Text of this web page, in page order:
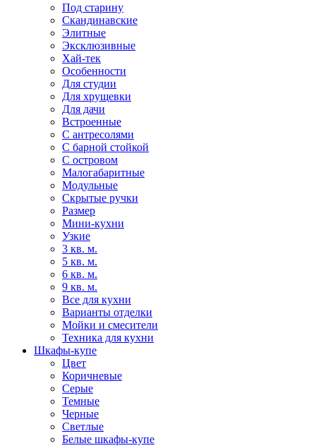
Под старину
Скандинавские
Элитные
Эксклюзивные
Хай-тек
Особенности
Для студии
Для хрущевки
Для дачи
Встроенные
С антресолями
С барной стойкой
С островом
Малогабаритные
Модульные
Скрытые ручки
Размер
Мини-кухни
Узкие
3 кв. м.
5 кв. м.
6 кв. м.
9 кв. м.
Все для кухни
Варианты отделки
Мойки и смесители
Техника для кухни
Шкафы-купе
Цвет
Коричневые
Серые
Темные
Черные
Светлые
Белые шкафы-купе